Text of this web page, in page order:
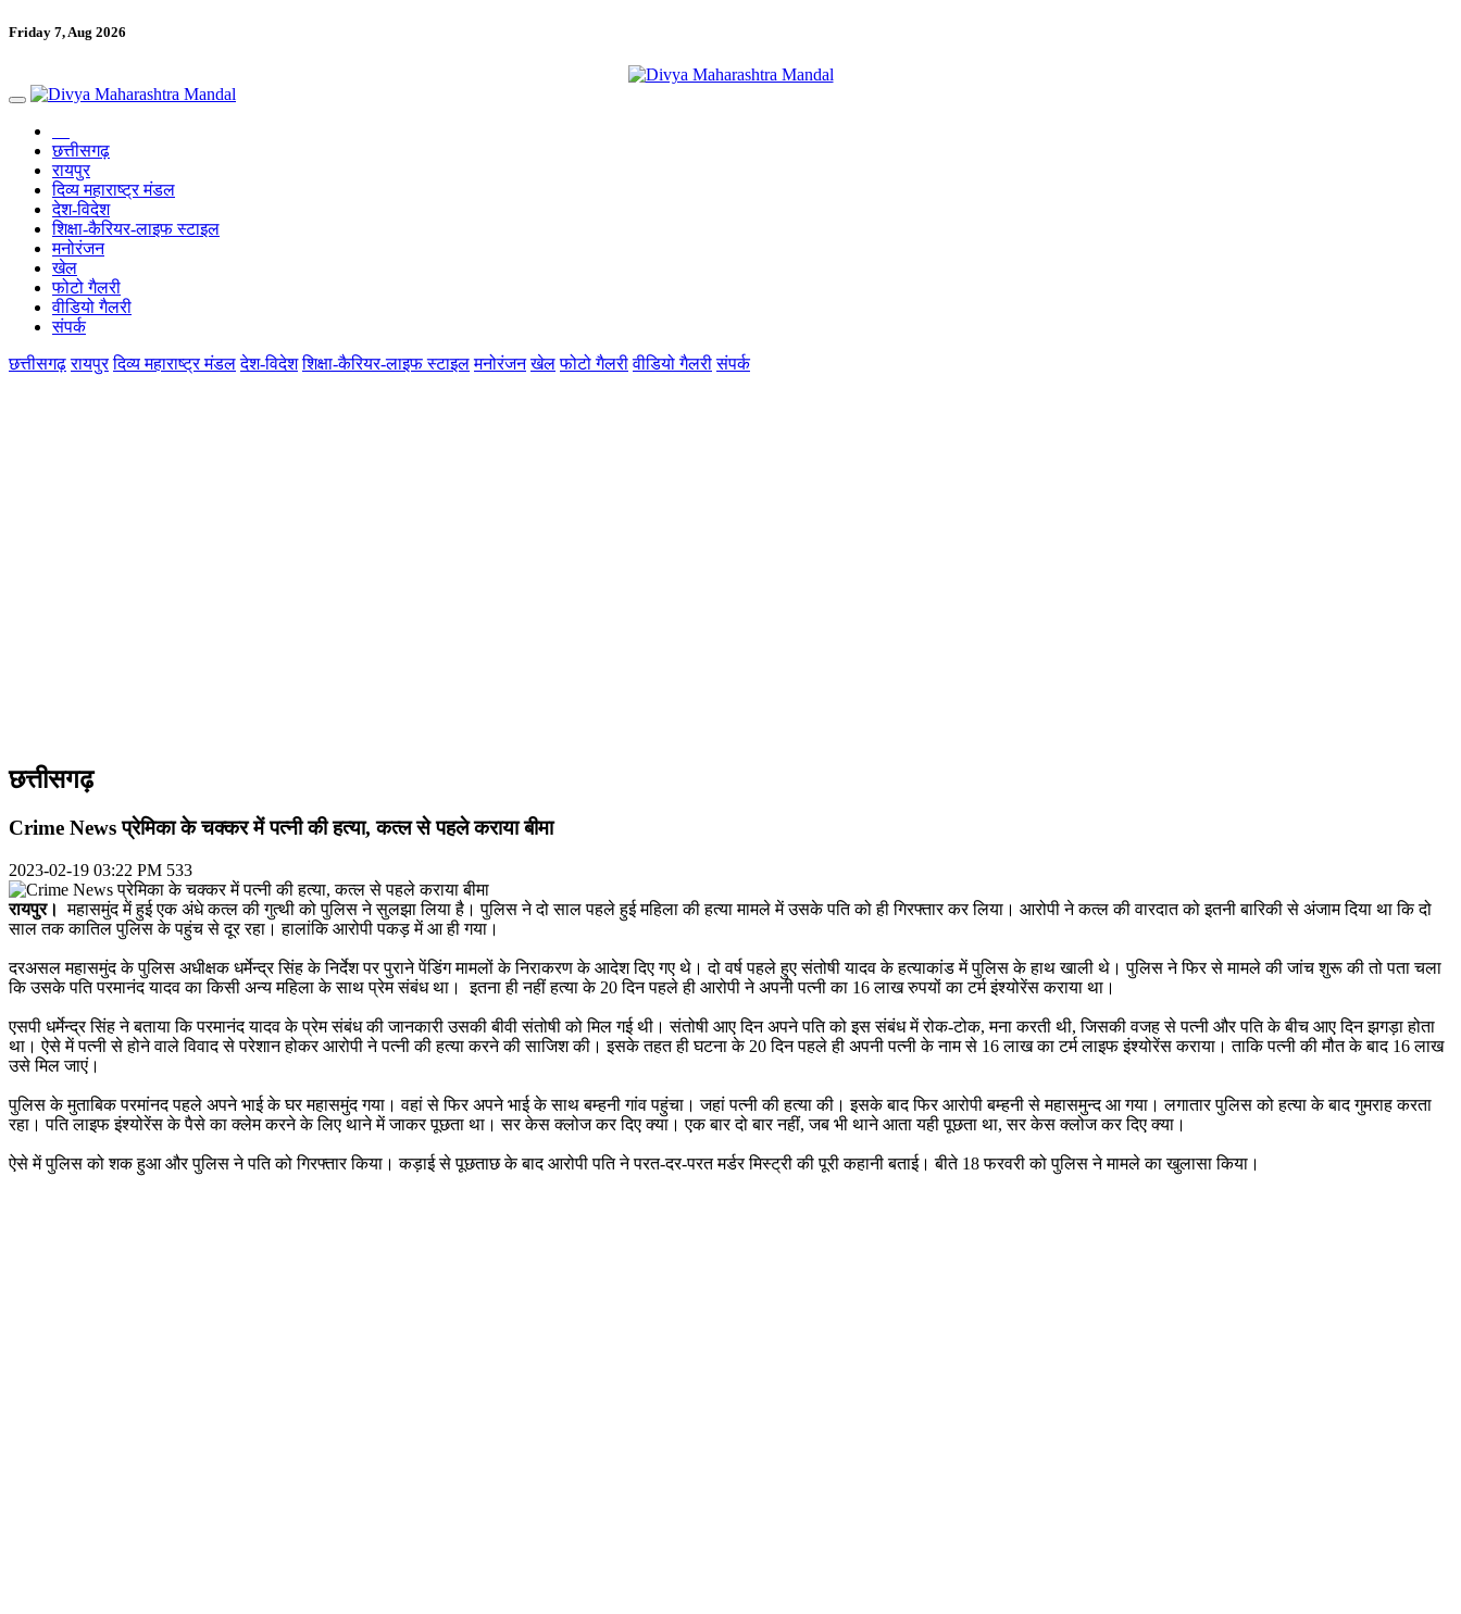
Friday 7, Aug 2026
छत्तीसगढ़
रायपुर
दिव्य महाराष्ट्र मंडल
देश-विदेश
शिक्षा-कैरियर-लाइफ स्टाइल
मनोरंजन
खेल
फोटो गैलरी
वीडियो गैलरी
संपर्क
छत्तीसगढ़ रायपुर दिव्य महाराष्ट्र मंडल देश-विदेश शिक्षा-कैरियर-लाइफ स्टाइल मनोरंजन खेल फोटो गैलरी वीडियो गैलरी संपर्क
छत्तीसगढ़
Crime News प्रेमिका के चक्कर में पत्नी की हत्या, कत्ल से पहले कराया बीमा
2023-02-19 03:22 PM 533
रायपुर। महासमुंद में हुई एक अंधे कत्ल की गुत्थी को पुलिस ने सुलझा लिया है। पुलिस ने दो साल पहले हुई महिला की हत्या मामले में उसके पति को ही गिरफ्तार कर लिया। आरोपी ने कत्ल की वारदात को इतनी बारिकी से अंजाम दिया था कि दो
साल तक कातिल पुलिस के पहुंच से दूर रहा। हालांकि आरोपी पकड़ में आ ही गया।
दरअसल महासमुंद के पुलिस अधीक्षक धर्मेन्द्र सिंह के निर्देश पर पुराने पेंडिंग मामलों के निराकरण के आदेश दिए गए थे। दो वर्ष पहले हुए संतोषी यादव के हत्याकांड में पुलिस के हाथ खाली थे। पुलिस ने फिर से मामले की जांच शुरू की तो पता चला
कि उसके पति परमानंद यादव का किसी अन्य महिला के साथ प्रेम संबंध था। इतना ही नहीं हत्या के 20 दिन पहले ही आरोपी ने अपनी पत्नी का 16 लाख रुपयों का टर्म इंश्योरेंस कराया था।
एसपी धर्मेन्द्र सिंह ने बताया कि परमानंद यादव के प्रेम संबंध की जानकारी उसकी बीवी संतोषी को मिल गई थी। संतोषी आए दिन अपने पति को इस संबंध में रोक-टोक, मना करती थी, जिसकी वजह से पत्नी और पति के बीच आए दिन झगड़ा होता
था। ऐसे में पत्नी से होने वाले विवाद से परेशान होकर आरोपी ने पत्नी की हत्या करने की साजिश की। इसके तहत ही घटना के 20 दिन पहले ही अपनी पत्नी के नाम से 16 लाख का टर्म लाइफ इंश्योरेंस कराया। ताकि पत्नी की मौत के बाद 16 लाख
उसे मिल जाएं।
पुलिस के मुताबिक परमांनद पहले अपने भाई के घर महासमुंद गया। वहां से फिर अपने भाई के साथ बम्हनी गांव पहुंचा। जहां पत्नी की हत्या की। इसके बाद फिर आरोपी बम्हनी से महासमुन्द आ गया। लगातार पुलिस को हत्या के बाद गुमराह करता
रहा। पति लाइफ इंश्योरेंस के पैसे का क्लेम करने के लिए थाने में जाकर पूछता था। सर केस क्लोज कर दिए क्या। एक बार दो बार नहीं, जब भी थाने आता यही पूछता था, सर केस क्लोज कर दिए क्या।
ऐसे में पुलिस को शक हुआ और पुलिस ने पति को गिरफ्तार किया। कड़ाई से पूछताछ के बाद आरोपी पति ने परत-दर-परत मर्डर मिस्ट्री की पूरी कहानी बताई। बीते 18 फरवरी को पुलिस ने मामले का खुलासा किया।